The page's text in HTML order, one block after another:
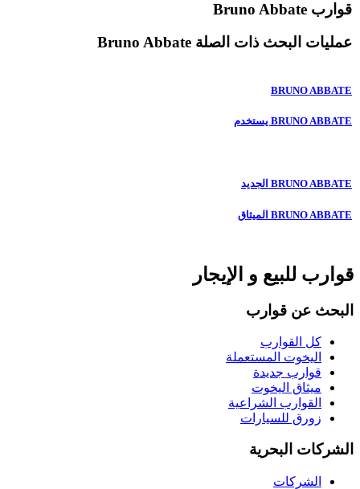
قوارب Bruno Abbate
عمليات البحث ذات الصلة Bruno Abbate
BRUNO ABBATE
BRUNO ABBATE يستخدم
BRUNO ABBATE الجديد
BRUNO ABBATE الميثاق
قوارب للبيع و الإيجار
البحث عن قوارب
كل القوارب
اليخوت المستعملة
قوارب جديدة
ميثاق اليخوت
القوارب الشراعية
زورق للسيارات
الشركات البحرية
الشركات